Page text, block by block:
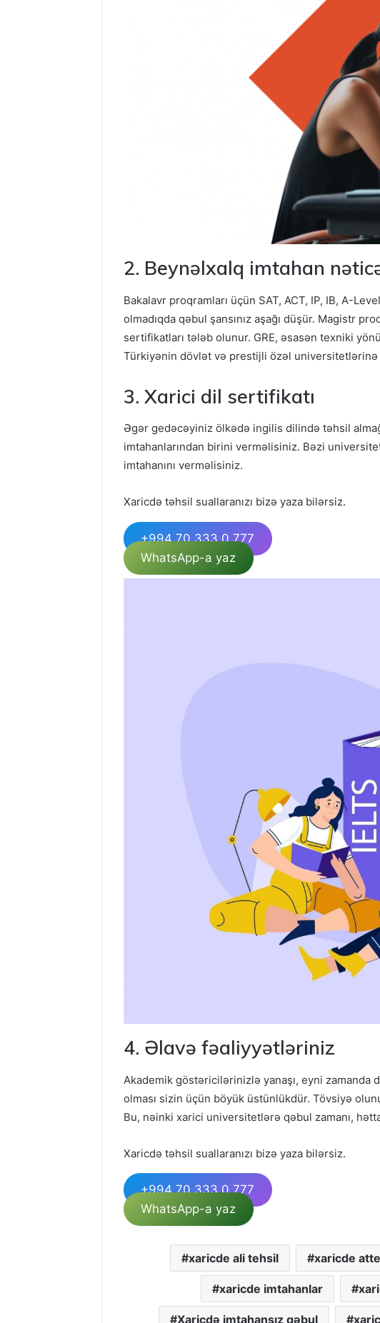
2. Beynəlxalq imtahan
Bakalavr proqramları üçün SAT, ACT, IP, IB, A-
olmadıqda qəbul şansınız aşağı düşür. Magistr
sertifikatları tələb olunur. GRE, əsasən texniki
Türkiyənin dövlət və prestijli özəl universitetlərinə
3. Xarici dil sertifikatı
Əgər gedəcəyiniz ölkədə ingilis dilində təhsil
imtahanlarından birini verməlisiniz. Bəzi
imtahanını verməlisiniz.
Xaricdə təhsil suallaranızı bizə yaza bilərsiz.
+994 70 333 0 777
WhatsApp-a yaz
4. Əlavə fəaliyyətləriniz
Akademik göstəricilərinizlə yanaşı, eyni
olması sizin üçün böyük üstünlükdür. Tövsiyə
Bu, nəinki xarici universitetlərə qəbul zamanı,
Xaricdə təhsil suallaranızı bizə yaza bilərsiz.
+994 70 333 0 777
WhatsApp-a yaz
xaricde ali tehsil xaricde
xaricde imtahanlar
Xaricdə imtahansız qəbul